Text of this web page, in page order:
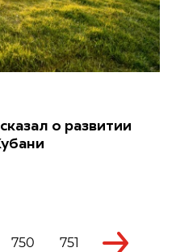
о развитии
750 751